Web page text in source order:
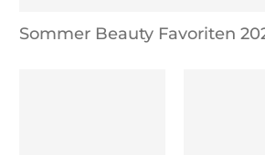
Sommer Beauty Favoriten